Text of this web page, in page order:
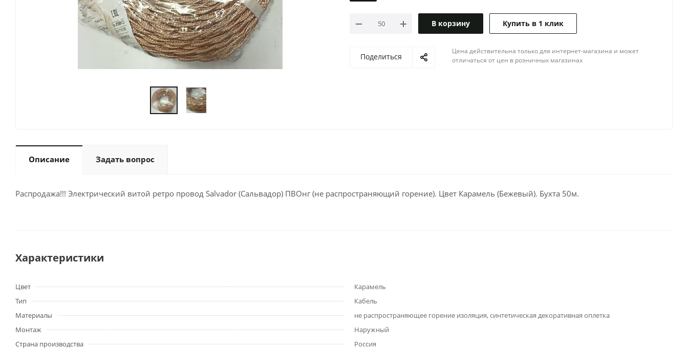
В корзину Купить в 1 клик
Поделиться
Цена действительна только для интернет-магазина и может
отличаться от цен в розничных магазинах
Описание Задать вопрос
Распродажа!!! Электрический витой ретро провод Salvador (Сальвадор) ПВОнг (не распространяющий горение). Цвет Карамель (Бежевый). Бухта 50м.
Характеристики
Цвет
Карамель
Тип
Кабель
Материалы
не распространяющее горение изоляция, синтетическая декоративная оплетка
Монтаж
Наружный
Страна производства
Россия